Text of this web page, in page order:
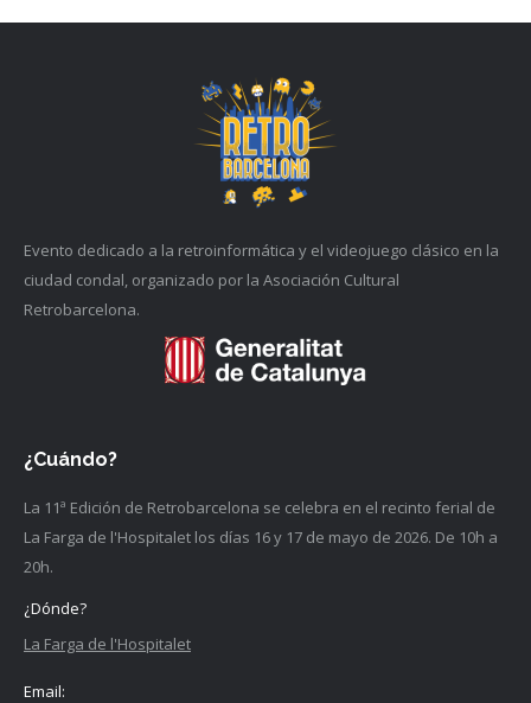
Evento dedicado a la retroinformática y el videojuego clásico en la
ciudad condal, organizado por la Asociación Cultural
Retrobarcelona.
¿Cuándo?
La 11ª Edición de Retrobarcelona se celebra en el recinto ferial de
La Farga de l'Hospitalet los días 16 y 17 de mayo de 2026. De 10h a
20h.
¿Dónde?
La Farga de l'Hospitalet
Email: